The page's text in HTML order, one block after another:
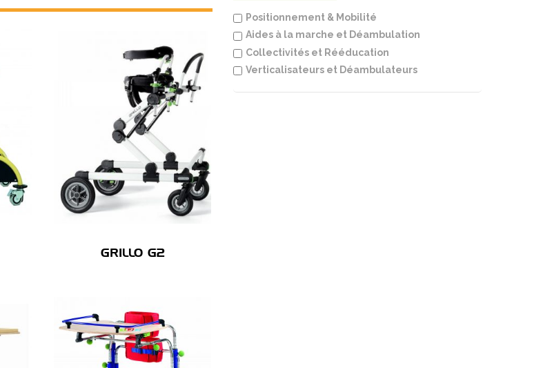
GRILLO G2
Positionnement & Mobilité
Aides à la marche et Déambulation
Collectivités et Rééducation
Verticalisateurs et Déambulateurs